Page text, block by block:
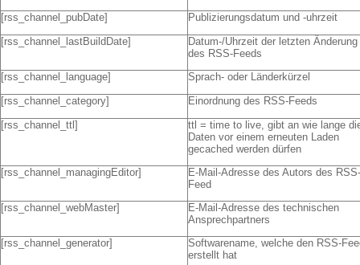
[rss_channel_pubDate]
Publizierungsdatum und -uhrzeit
[rss_channel_lastBuildDate]
Datum-/Uhrzeit der letzten Änderung
des RSS-Feeds
[rss_channel_language]
Sprach- oder Länderkürzel
[rss_channel_category]
Einordnung des RSS-Feeds
[rss_channel_ttl]
ttl = time to live, gibt an wie lange
Daten vor einem erneuten Laden
gecached werden dürfen
[rss_channel_managingEditor]
E-Mail-Adresse des Autors des RSS-
Feed
[rss_channel_webMaster]
E-Mail-Adresse des technischen
Ansprechpartners
[rss_channel_generator]
Softwarename, welche den RSS-
erstellt hat